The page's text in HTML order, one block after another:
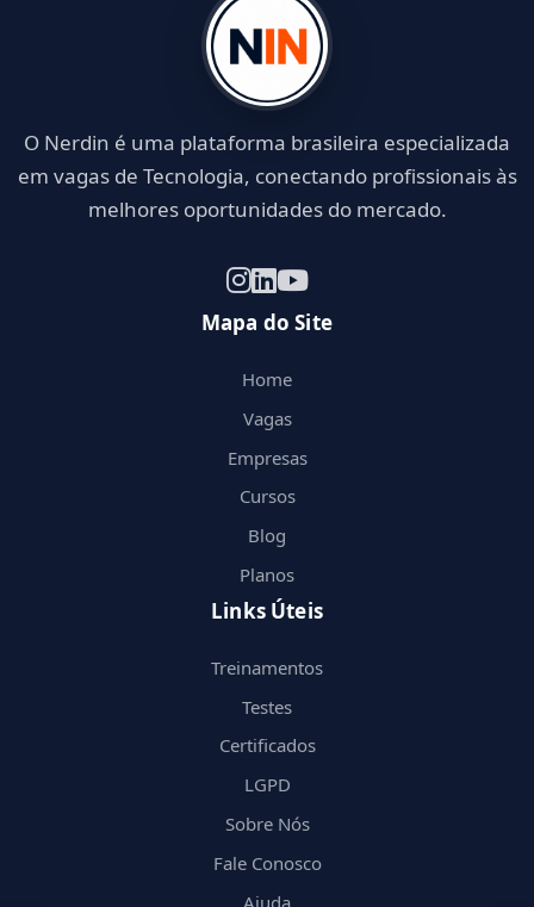
O Nerdin é uma plataforma brasileira especializada
em vagas de Tecnologia, conectando profissionais às
melhores oportunidades do mercado.
Mapa do Site
Home
Vagas
Empresas
Cursos
Blog
Planos
Links Úteis
Treinamentos
Testes
Certificados
LGPD
Sobre Nós
Fale Conosco
Ajuda